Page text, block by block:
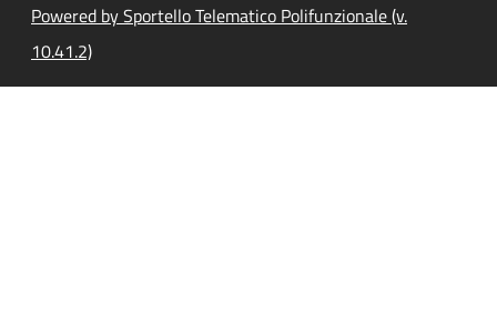
Powered by Sportello Telematico Polifunzionale (v.
10.41.2)